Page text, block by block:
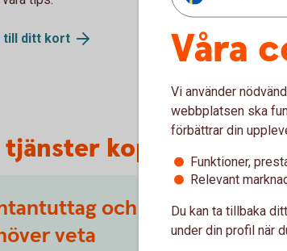
till ditt kort
tjänster kopplade till
och insättning –
veta
Våra
Vi använder
webbplatsen ska
förbättrar din
Funktioner,
Relevant
Du kan ta tillbaka
under din profil när